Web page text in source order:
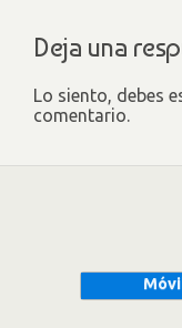
Deja una
Lo siento, debes
comentario.